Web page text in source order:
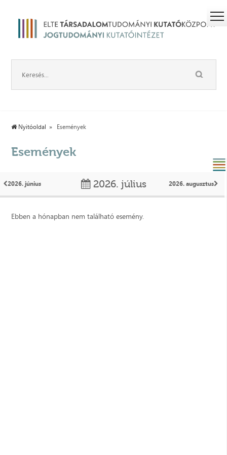
Nyitóoldal Események
Események
2026. június 2026. július 2026. augusztus
Ebben a hónapban nem található esemény.